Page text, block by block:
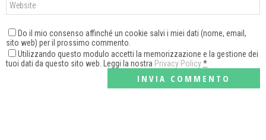
Do il mio consenso affinché un cookie salvi i miei dati (nome, email,
sito web) per il prossimo commento.
Utilizzando questo modulo accetti la memorizzazione e la gestione dei
tuoi dati da questo sito web. Leggi la nostra Privacy Policy*